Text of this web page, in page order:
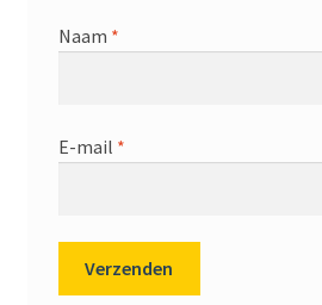
Naam *
E-mail *